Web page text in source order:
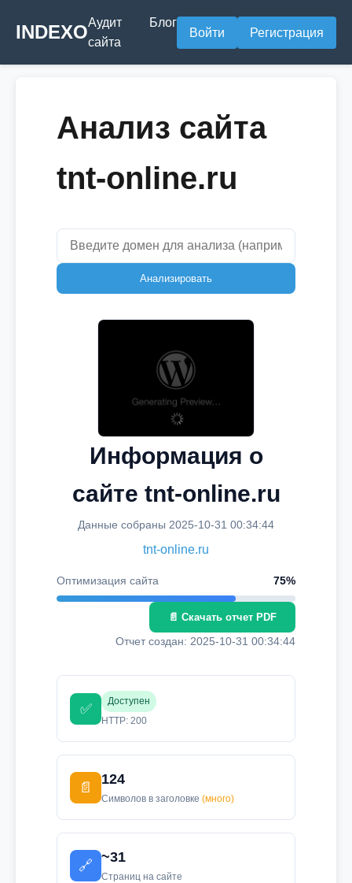
INDEXOАудит
сайта
Блог
Войти Регистрация
Анализ сайта
tnt-online.ru
Анализировать
Информация о
сайте tnt-online.ru
Данные собраны 2025-10-31 00:34:44
tnt-online.ru
Оптимизация сайта 75%
📄 Скачать отчет PDF
Отчет создан: 2025-10-31 00:34:44
✅
Доступен
HTTP: 200
📄
124
Символов в заголовке (много)
🔗
~31
Страниц на сайте